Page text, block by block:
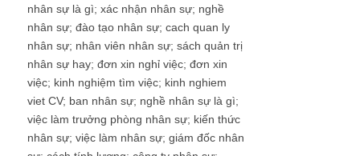
nhân sự là gì; xác nhận nhân sự; nghề
nhân sự; đào tạo nhân sự; cach quan ly
nhân sự; nhân viên nhân sự; sách quản trị
nhân sự hay; đơn xin nghỉ việc; đơn xin
việc; kinh nghiệm tìm việc; kinh nghiem
viet CV; ban nhân sự; nghề nhân sự là gì;
việc làm trưởng phòng nhân sự; kiến thức
nhân sự; việc làm nhân sự; giám đốc nhân